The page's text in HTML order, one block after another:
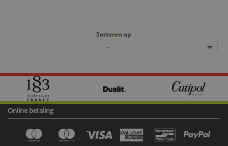
Sorteren op
--
Online betaling